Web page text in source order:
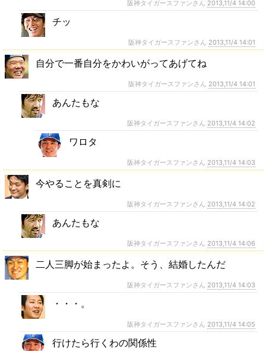
阪神タイガースファンさん 2013,11/4 14:00
チッ
阪神タイガースファンさん 2013,11/4 14:01
自分で一番自分をかわいがってあげてね
阪神タイガースファンさん 2013,11/4 14:01
あんたもな
阪神タイガースファンさん 2013,11/4 14:02
ワロタ
阪神タイガースファンさん 2013,11/4 14:03
今やることを真剣に
阪神タイガースファンさん 2013,11/4 14:02
あんたもな
阪神タイガースファンさん 2013,11/4 14:06
二人三脚が始まったよ。そう、結婚したんだ
阪神タイガースファンさん 2013,11/4 14:03
・・・。
阪神タイガースファンさん 2013,11/4 14:05
行けたら行くわの関係性